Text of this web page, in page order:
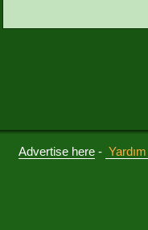
Advertise here - Yardım